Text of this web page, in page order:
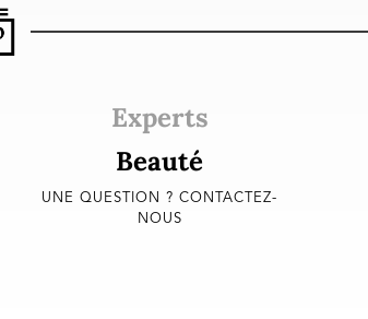
Experts
Beauté
UNE QUESTION ? CONTACTEZ-
NOUS